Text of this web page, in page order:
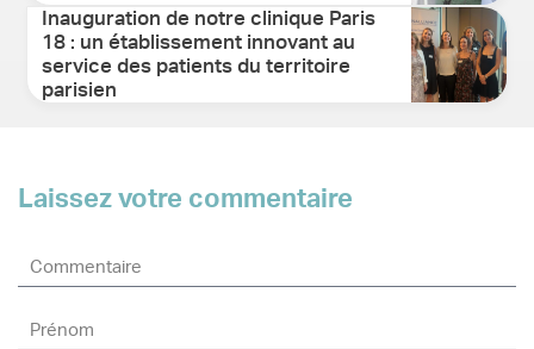
Inauguration de notre clinique Paris
18 : un établissement innovant au
service des patients du territoire
parisien
Laissez votre commentaire